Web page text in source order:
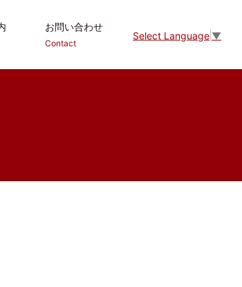
Select Language ▼
お問い合わせ
Contact